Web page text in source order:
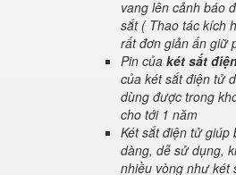
vang lên cảnh báo
sắt ( Thao tác kích
rất đơn giản ấn giữ
Pin của két sắt
của két sắt điện tử
dùng được trong
cho tới 1 năm
Két sắt điện tử giúp
dàng, dễ sử dụng,
nhiều vòng như két